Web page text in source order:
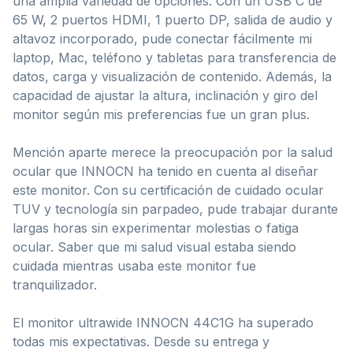
65 W, 2 puertos HDMI, 1 puerto DP, salida de audio y
altavoz incorporado, pude conectar fácilmente mi
laptop, Mac, teléfono y tabletas para transferencia de
datos, carga y visualización de contenido. Además, la
capacidad de ajustar la altura, inclinación y giro del
monitor según mis preferencias fue un gran plus.
Mención aparte merece la preocupación por la salud
ocular que INNOCN ha tenido en cuenta al diseñar
este monitor. Con su certificación de cuidado ocular
TUV y tecnología sin parpadeo, pude trabajar durante
largas horas sin experimentar molestias o fatiga
ocular. Saber que mi salud visual estaba siendo
cuidada mientras usaba este monitor fue
tranquilizador.
El monitor ultrawide INNOCN 44C1G ha superado
todas mis expectativas. Desde su entrega y